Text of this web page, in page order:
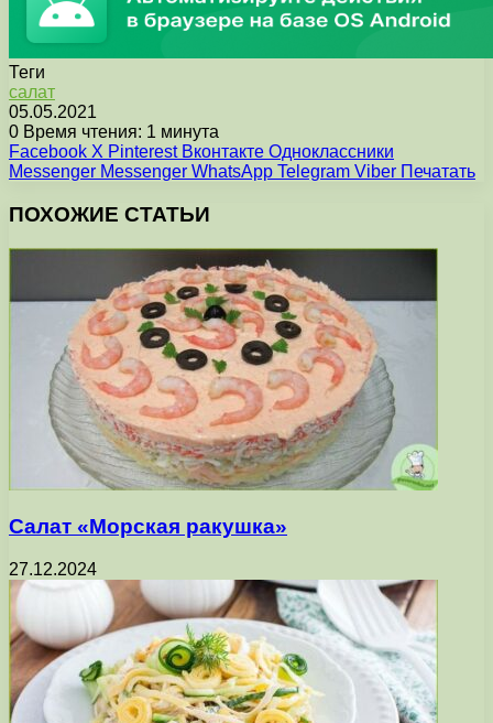
Теги
cалат
05.05.2021
0 Время чтения: 1 минута
Facebook X Pinterest Вконтакте Одноклассники
Messenger Messenger WhatsApp Telegram Viber Печатать
ПОХОЖИЕ СТАТЬИ
Салат «Морская ракушка»
27.12.2024